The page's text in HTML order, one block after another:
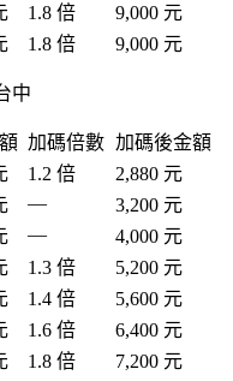
1.8 倍
9,000 元
1.8 倍 9,000 元
中
加碼倍數 加碼後金額
1.2 倍
2,880 元
—
3,200 元
—
4,000 元
1.3 倍
5,200 元
1.4 倍
5,600 元
1.6 倍
6,400 元
1.8 倍 7,200 元